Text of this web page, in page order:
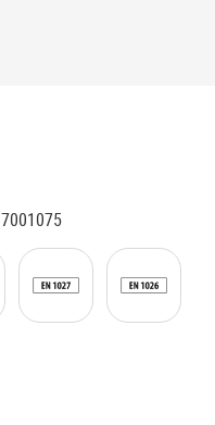
7001075